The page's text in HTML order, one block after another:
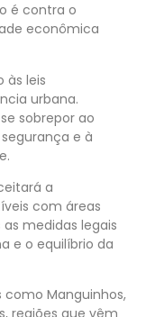
é contra o
econômica
às leis
urbana.
sobrepor ao
e à
a
com áreas
medidas legais
e o equilíbrio da
Manguinhos,